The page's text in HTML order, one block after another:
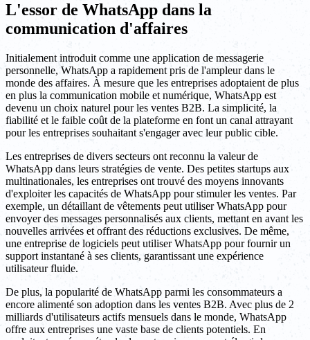
L'essor de WhatsApp dans la
communication d'affaires
Initialement introduit comme une application de messagerie
personnelle, WhatsApp a rapidement pris de l'ampleur dans le
monde des affaires. À mesure que les entreprises adoptaient de plus
en plus la communication mobile et numérique, WhatsApp est
devenu un choix naturel pour les ventes B2B. La simplicité, la
fiabilité et le faible coût de la plateforme en font un canal attrayant
pour les entreprises souhaitant s'engager avec leur public cible.
Les entreprises de divers secteurs ont reconnu la valeur de
WhatsApp dans leurs stratégies de vente. Des petites startups aux
multinationales, les entreprises ont trouvé des moyens innovants
d'exploiter les capacités de WhatsApp pour stimuler les ventes. Par
exemple, un détaillant de vêtements peut utiliser WhatsApp pour
envoyer des messages personnalisés aux clients, mettant en avant les
nouvelles arrivées et offrant des réductions exclusives. De même,
une entreprise de logiciels peut utiliser WhatsApp pour fournir un
support instantané à ses clients, garantissant une expérience
utilisateur fluide.
De plus, la popularité de WhatsApp parmi les consommateurs a
encore alimenté son adoption dans les ventes B2B. Avec plus de 2
milliards d'utilisateurs actifs mensuels dans le monde, WhatsApp
offre aux entreprises une vaste base de clients potentiels. En